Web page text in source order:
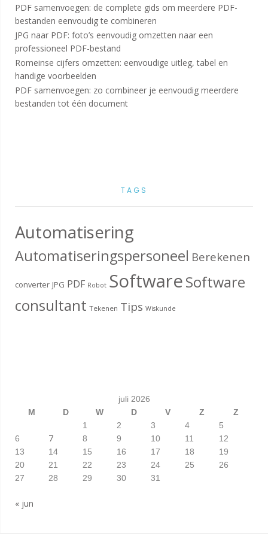
PDF samenvoegen: de complete gids om meerdere PDF-
bestanden eenvoudig te combineren
JPG naar PDF: foto’s eenvoudig omzetten naar een
professioneel PDF-bestand
Romeinse cijfers omzetten: eenvoudige uitleg, tabel en
handige voorbeelden
PDF samenvoegen: zo combineer je eenvoudig meerdere
bestanden tot één document
TAGS
Automatisering
Automatiseringspersoneel Berekenen
converter JPG PDF Robot SoftwareSoftware
consultant Tekenen Tips Wiskunde
juli 2026
M
D W D V Z
Z
1
2 3 4
5
6
7 8 9 10 11
12
13
14 15 16 17 18
19
20
21 22 23 24 25
26
27
28 29 30 31
« jun